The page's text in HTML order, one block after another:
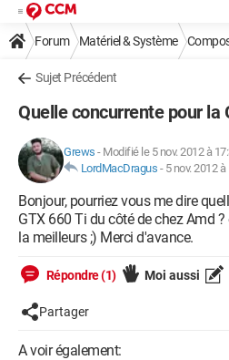
Forum Matériel & Système
Sujet Précédent
Quelle concurrente pour la
Grews - Modifié le 5 nov. 2012 à
LordMacDragus - 5 nov. 2012 à
Bonjour, pourriez vous me dire
GTX 660 Ti du côté de chez Amd
la meilleurs ;) Merci d'avance.
Répondre (1) Moi aussi
Partager
A voir également: